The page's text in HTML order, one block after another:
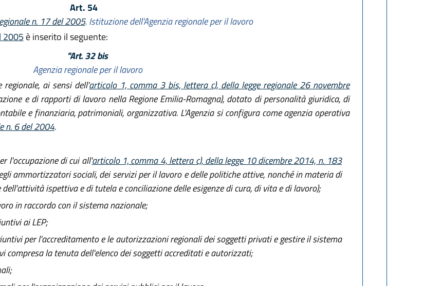
Art. 54
n. 17 del 2005. Istituzione dell'Agenzia regionale per il lavoro
2005 è inserito il seguente:
"Art. 32 bis
Agenzia regionale per il lavoro
ai sensi dell'articolo 1, comma 3 bis, lettera c), della legge regionale 26 novembre
e di rapporti di lavoro nella Regione Emilia-Romagna), dotato di personalità giuridica, di
e finanziaria, patrimoniali, organizzativa. L'Agenzia si configura come agenzia operativa
n. 6 del 2004.
l'occupazione di cui all'articolo 1, comma 4, lettera c), della legge 10 dicembre 2014, n. 183
ammortizzatori sociali, dei servizi per il lavoro e delle politiche attive, nonché in materia di
ispettiva e di tutela e conciliazione delle esigenze di cura, di vita e di lavoro);
in raccordo con il sistema nazionale;
ai LEP;
per l'accreditamento e le autorizzazioni regionali dei soggetti privati e gestire il sistema
compresa la tenuta dell'elenco dei soggetti accreditati e autorizzati;